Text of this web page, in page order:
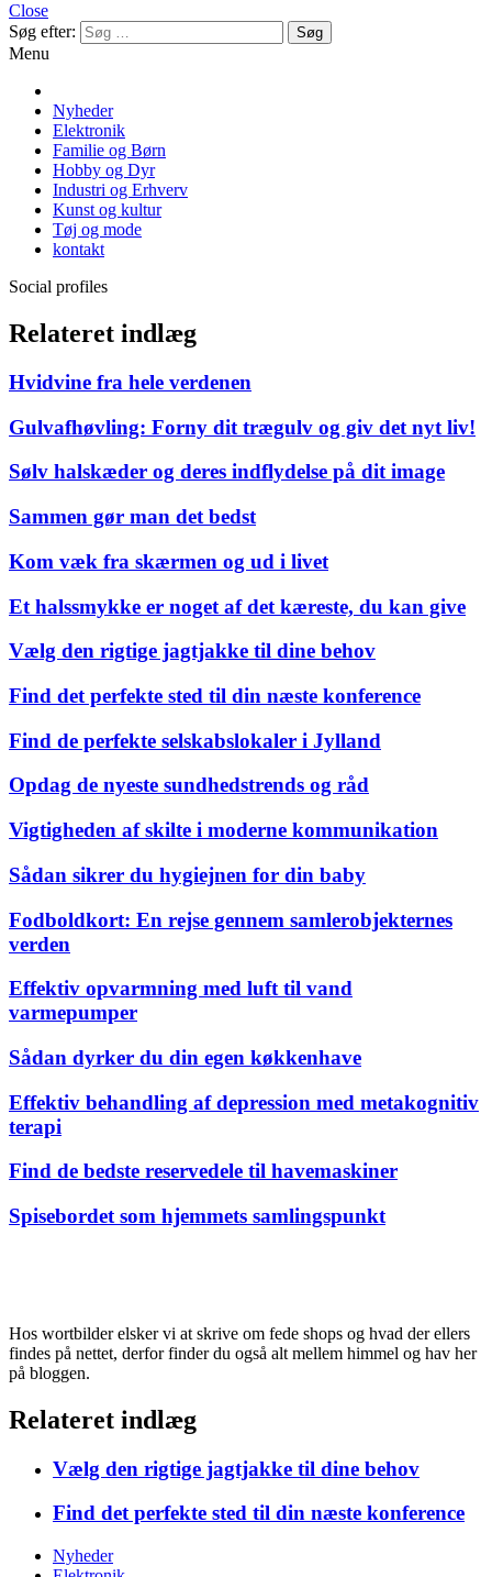
Close
Søg efter:
Menu
Nyheder
Elektronik
Familie og Børn
Hobby og Dyr
Industri og Erhverv
Kunst og kultur
Tøj og mode
kontakt
Social profiles
Relateret indlæg
Hvidvine fra hele verdenen
Gulvafhøvling: Forny dit trægulv og giv det nyt liv!
Sølv halskæder og deres indflydelse på dit image
Sammen gør man det bedst
Kom væk fra skærmen og ud i livet
Et halssmykke er noget af det kæreste, du kan give
Vælg den rigtige jagtjakke til dine behov
Find det perfekte sted til din næste konference
Find de perfekte selskabslokaler i Jylland
Opdag de nyeste sundhedstrends og råd
Vigtigheden af skilte i moderne kommunikation
Sådan sikrer du hygiejnen for din baby
Fodboldkort: En rejse gennem samlerobjekternes
verden
Effektiv opvarmning med luft til vand
varmepumper
Sådan dyrker du din egen køkkenhave
Effektiv behandling af depression med metakognitiv
terapi
Find de bedste reservedele til havemaskiner
Spisebordet som hjemmets samlingspunkt
Hos wortbilder elsker vi at skrive om fede shops og hvad der ellers
findes på nettet, derfor finder du også alt mellem himmel og hav her
på bloggen.
Relateret indlæg
Vælg den rigtige jagtjakke til dine behov
Find det perfekte sted til din næste konference
Nyheder